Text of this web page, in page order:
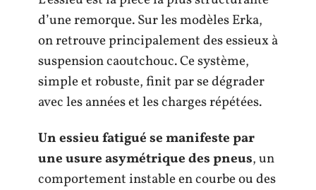
d’une remorque. Sur les modèles Erka,
on retrouve principalement des essieux à
suspension caoutchouc. Ce système,
simple et robuste, finit par se dégrader
avec les années et les charges répétées.
Un essieu fatigué se manifeste par
une usure asymétrique des pneus, un
comportement instable en courbe ou des